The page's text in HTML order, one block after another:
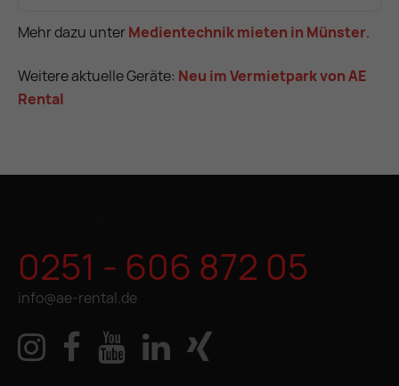
Mehr dazu unterMedientechnik mieten in Münster.
Weitere aktuelle Geräte: Neu im Vermietpark von AE
Rental
0251 - 606 872 05
info@ae-rental.de